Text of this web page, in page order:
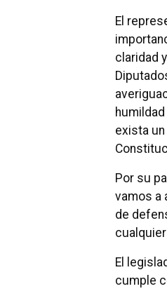
El
claridad
exista
Por su
vamos a
de
El
cumple